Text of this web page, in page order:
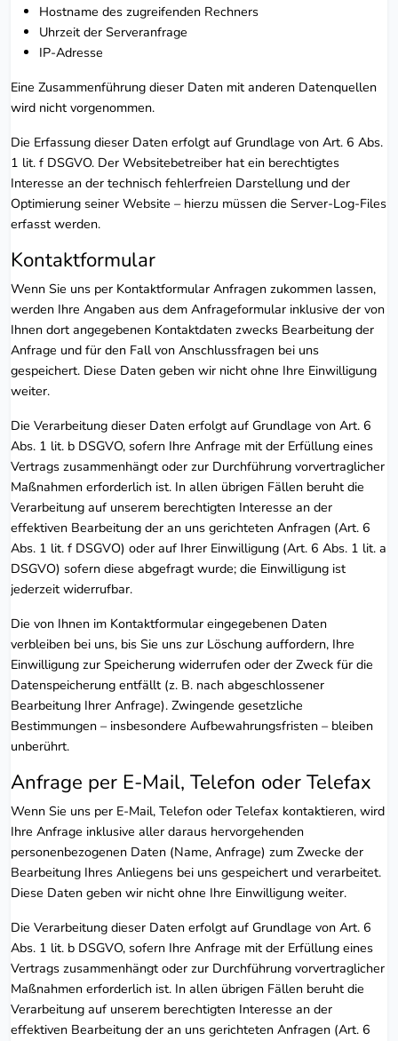
Hostname des zugreifenden Rechners
Uhrzeit der Serveranfrage
IP-Adresse
Eine Zusammenführung dieser Daten mit anderen Datenquellen
wird nicht vorgenommen.
Die Erfassung dieser Daten erfolgt auf Grundlage von Art. 6 Abs.
1 lit. f DSGVO. Der Websitebetreiber hat ein berechtigtes
Interesse an der technisch fehlerfreien Darstellung und der
Optimierung seiner Website – hierzu müssen die Server-Log-Files
erfasst werden.
Kontaktformular
Wenn Sie uns per Kontaktformular Anfragen zukommen lassen,
werden Ihre Angaben aus dem Anfrageformular inklusive der von
Ihnen dort angegebenen Kontaktdaten zwecks Bearbeitung der
Anfrage und für den Fall von Anschlussfragen bei uns
gespeichert. Diese Daten geben wir nicht ohne Ihre Einwilligung
weiter.
Die Verarbeitung dieser Daten erfolgt auf Grundlage von Art. 6
Abs. 1 lit. b DSGVO, sofern Ihre Anfrage mit der Erfüllung eines
Vertrags zusammenhängt oder zur Durchführung vorvertraglicher
Maßnahmen erforderlich ist. In allen übrigen Fällen beruht die
Verarbeitung auf unserem berechtigten Interesse an der
effektiven Bearbeitung der an uns gerichteten Anfragen (Art. 6
Abs. 1 lit. f DSGVO) oder auf Ihrer Einwilligung (Art. 6 Abs. 1 lit. a
DSGVO) sofern diese abgefragt wurde; die Einwilligung ist
jederzeit widerrufbar.
Die von Ihnen im Kontaktformular eingegebenen Daten
verbleiben bei uns, bis Sie uns zur Löschung auffordern, Ihre
Einwilligung zur Speicherung widerrufen oder der Zweck für die
Datenspeicherung entfällt (z. B. nach abgeschlossener
Bearbeitung Ihrer Anfrage). Zwingende gesetzliche
Bestimmungen – insbesondere Aufbewahrungsfristen – bleiben
unberührt.
Anfrage per E-Mail, Telefon oder Telefax
Wenn Sie uns per E-Mail, Telefon oder Telefax kontaktieren, wird
Ihre Anfrage inklusive aller daraus hervorgehenden
personenbezogenen Daten (Name, Anfrage) zum Zwecke der
Bearbeitung Ihres Anliegens bei uns gespeichert und verarbeitet.
Diese Daten geben wir nicht ohne Ihre Einwilligung weiter.
Die Verarbeitung dieser Daten erfolgt auf Grundlage von Art. 6
Abs. 1 lit. b DSGVO, sofern Ihre Anfrage mit der Erfüllung eines
Vertrags zusammenhängt oder zur Durchführung vorvertraglicher
Maßnahmen erforderlich ist. In allen übrigen Fällen beruht die
Verarbeitung auf unserem berechtigten Interesse an der
effektiven Bearbeitung der an uns gerichteten Anfragen (Art. 6